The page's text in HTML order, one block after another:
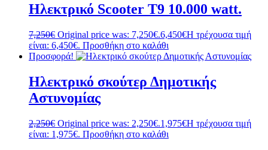
Ηλεκτρικό Scooter T9 10.000 watt.
7,250€ Original price was: 7,250€.6,450€Η τρέχουσα τιμή
είναι: 6,450€. Προσθήκη στο καλάθι
Προσφορά!
Ηλεκτρικό σκούτερ Δημοτικής
Αστυνομίας
2,250€ Original price was: 2,250€.1,975€Η τρέχουσα τιμή
είναι: 1,975€. Προσθήκη στο καλάθι